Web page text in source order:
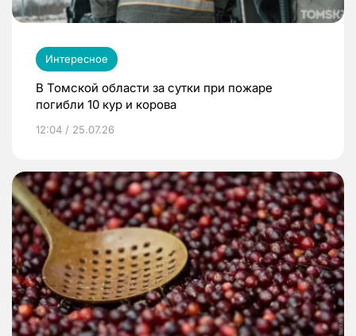
Интересное
В Томской области за сутки при пожаре
погибли 10 кур и корова
12:04 / 25.07.26